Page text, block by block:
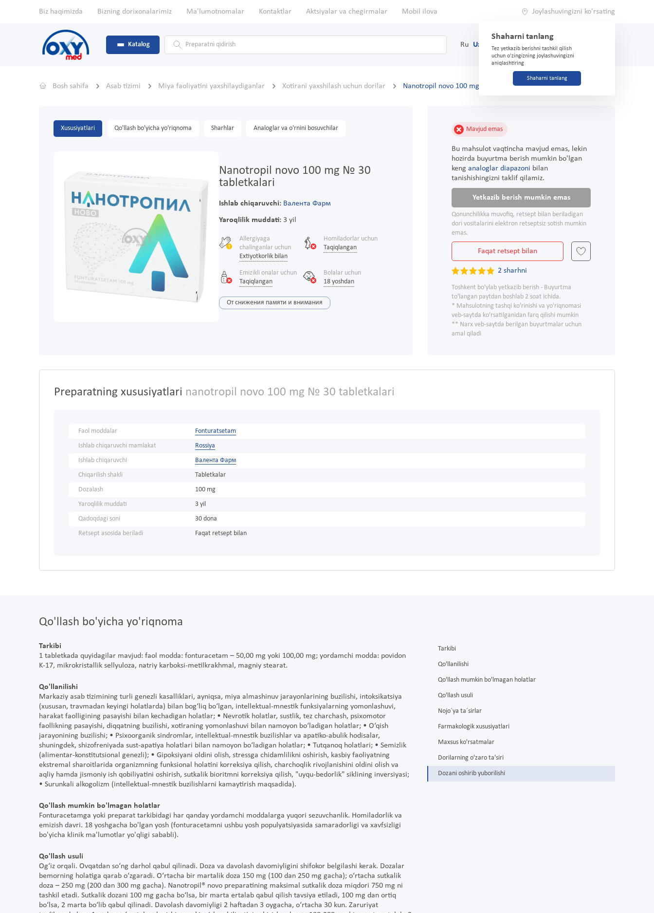
Biz haqimizda Bizning dorixonalarimiz Ma'lumotnomalar Kontaktlar Aktsiyalar va chegirmalar Mobil ilova Joylashuvingizni ko'rsating
Shaharni tanlang
Tez yetkazib berishni tashkil qilish
uchun o'zingizning joylashuvingizni
aniqlashtiring
Shaharni tanlang
Katalog Ru Uz (71) 200-03-03
Bosh sahifa Asab tizimi Miya faoliyatini yaxshilaydiganlar Xotirani yaxshilash uchun dorilar Nanotropil novo 100 mg № 30 tabletkalari
Xususiyatlari Qo'llash bo'yicha yo'riqnoma Sharhlar Analoglar va o'rnini bosuvchilar
Nanotropil novo 100 mg № 30
tabletkalari
Ishlab chiqaruvchi: Валента Фарм
Yaroqlilik muddati:3 yil
Allergiyaga
chalinganlar uchun
Extiyotkorlik bilan
Homiladorlar uchun
Taqiqlangan
Emizikli onalar uchun
Taqiqlangan
Bolalar uchun
18 yoshdan
От снижения памяти и внимания
Mavjud emas
Bu mahsulot vaqtincha mavjud emas, lekin
hozirda buyurtma berish mumkin bo'lgan
keng analoglar diapazoni bilan
tanishishingizni taklif qilamiz.
Yetkazib berish mumkin emas
Qonunchilikka muvofiq, retsept bilan beriladigan
dori vositalarini elektron retseptsiz sotish mumkin
emas.
Faqat retsept bilan
2 sharhni
Toshkent bo'ylab yetkazib berish - Buyurtma
to'langan paytdan boshlab 2 soat ichida.
* Mahsulotning tashqi ko'rinishi va yo'riqnomasi
veb-saytda ko'rsatilganidan farq qilishi mumkin
** Narx veb-saytda berilgan buyurtmalar uchun
amal qiladi
Preparatning xususiyatlari nanotropil novo 100 mg № 30 tabletkalari
Faol moddalar
Fonturatsetam
Ishlab chiqaruvchi mamlakat
Rossiya
Ishlab chiqaruvchi
Валента Фарм
Chiqarilish shakli
Tabletkalar
Dozalash
100 mg
Yaroqlilik muddati
3 yil
Qadoqdagi soni
30 dona
Retsept asosida beriladi
Faqat retsept bilan
Qo'llash bo'yicha yo'riqnoma
Tarkibi
1 tabletkada quyidagilar mavjud: faol modda: fonturacetam – 50,00 mg yoki 100,00 mg; yordamchi modda: povidon
K-17, mikrokristallik sellyuloza, natriy karboksi-metilkrakhmal, magniy stearat.
Qo'llanilishi
Markaziy asab tizimining turli genezli kasalliklari, ayniqsa, miya almashinuv jarayonlarining buzilishi, intoksikatsiya
(xususan, travmadan keyingi holatlarda) bilan bog‘liq bo‘lgan, intellektual-mnestik funksiyalarning yomonlashuvi,
harakat faolligining pasayishi bilan kechadigan holatlar; • Nevrotik holatlar, sustlik, tez charchash, psixomotor
faollikning pasayishi, diqqatning buzilishi, xotiraning yomonlashuvi bilan namoyon bo‘ladigan holatlar; • O‘qish
jarayonining buzilishi; • Psixoorganik sindromlar, intellektual-mnestik buzilishlar va apatiko-abulik hodisalar,
shuningdek, shizofreniyada sust-apatiya holatlari bilan namoyon bo‘ladigan holatlar; • Tutqanoq holatlari; • Semizlik
(alimentar-konstitutsional genezli); • Gipoksiyani oldini olish, stressga chidamlilikni oshirish, kasbiy faoliyatning
ekstremal sharoitlarida organizmning funksional holatini korreksiya qilish, charchoqlik rivojlanishini oldini olish va
aqliy hamda jismoniy ish qobiliyatini oshirish, sutkalik bioritmni korreksiya qilish, "uyqu-bedorlik" siklining inversiyasi;
• Surunkali alkogolizm (intellektual-mnestik buzilishlarni kamaytirish maqsadida).
Qo'llash mumkin bo'lmagan holatlar
Fonturacetamga yoki preparat tarkibidagi har qanday yordamchi moddalarga yuqori sezuvchanlik. Homiladorlik va
emizish davri. 18 yoshgacha bo'lgan yosh (fonturacetamni ushbu yosh populyatsiyasida samaradorligi va xavfsizligi
bo'yicha klinik ma'lumotlar yo'qligi sababli).
Qo'llash usuli
Og‘iz orqali. Ovqatdan so‘ng darhol qabul qilinadi. Doza va davolash davomiyligini shifokor belgilashi kerak. Dozalar
bemorning holatiga qarab o‘zgaradi. O‘rtacha bir martalik doza 150 mg (100 dan 250 mg gacha); o‘rtacha sutkalik
doza – 250 mg (200 dan 300 mg gacha). Nanotropil® novo preparatining maksimal sutkalik doza miqdori 750 mg ni
tashkil etadi. Sutkalik dozani 100 mg gacha bo‘lsa, bir marta ertalab qabul qilish tavsiya etiladi, 100 mg dan ortiq
bo‘lsa, 2 marta bo‘lib qabul qilinadi. Davolash davomiyligi 2 haftadan 3 oygacha, o‘rtacha 30 kun. Zaruriyat
Tarkibi
Qo'llanilishi
Qo'llash mumkin bo'lmagan holatlar
Qo'llash usuli
Nojo´ya ta´sirlar
Farmakologik xususiyatlari
Maxsus ko'rsatmalar
Dorilarning o'zaro ta'siri
Dozani oshirib yuborilishi